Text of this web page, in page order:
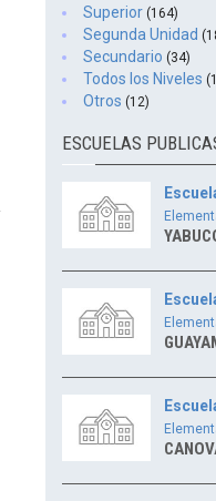
Superior (164)
Segunda Unidad
Secundario (34)
Todos los Niveles
Otros (12)
ESCUELAS